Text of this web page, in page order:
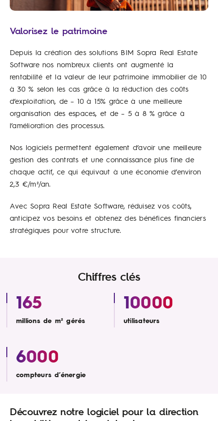
Valorisez le patrimoine
Depuis la création des solutions BIM Sopra Real Estate
Software nos nombreux clients ont augmenté la
rentabilité et la valeur de leur patrimoine immobilier de 10
à 30 % selon les cas grâce à la réduction des coûts
d’exploitation, de – 10 à 15% grâce à une meilleure
organisation des espaces, et de – 5 à 8 % grâce à
l’amélioration des processus.
Nos logiciels permettent également d’avoir une meilleure
gestion des contrats et une connaissance plus fine de
chaque actif, ce qui équivaut à une économie d’environ
2,3 €/m²/an.
Avec Sopra Real Estate Software, réduisez vos coûts,
anticipez vos besoins et obtenez des bénéfices financiers
stratégiques pour votre structure.
Chiffres clés
165
millions de m² gérés
10000
utilisateurs
6000
compteurs d’énergie
Découvrez notre logiciel pour la direction